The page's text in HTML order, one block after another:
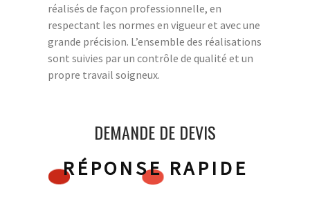
réalisés de façon professionnelle, en
respectant les normes en vigueur et avec une
grande précision. L’ensemble des réalisations
sont suivies par un contrôle de qualité et un
propre travail soigneux.
DEMANDE DE DEVIS
RÉPONSE RAPIDE